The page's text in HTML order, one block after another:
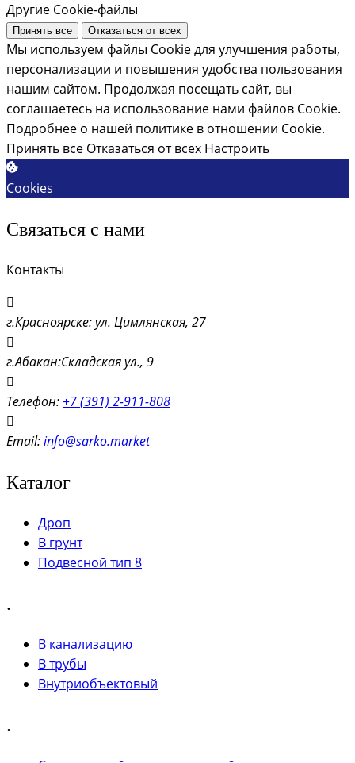
Другие Cookie-файлы
Принять все Отказаться от всех
Мы используем файлы Cookie для улучшения работы,
персонализации и повышения удобства пользования
нашим сайтом. Продолжая посещать сайт, вы
соглашаетесь на использование нами файлов Cookie.
Подробнее о нашей политике в отношении Cookie.
Принять все Отказаться от всех Настроить
Cookies
Связаться с нами
Контакты
г.Красноярске: ул. Цимлянская, 27
г.Абакан:Складская ул., 9
Телефон: +7 (391) 2-911-808
Email:info@sarko.market
Каталог
Дроп
В грунт
Подвесной тип 8
.
В канализацию
В трубы
Внутриобъектовый
.